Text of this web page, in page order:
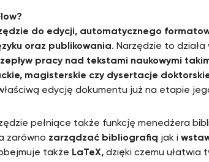
do edycji, automatycznego
oraz publikowania. Narzędzie to
pracy nad tekstami naukowymi
magisterskie czy dysertacje
edycję dokumentu już na etapie
pełniące także funkcję menedżera
zarówno zarządzać bibliografią jak i
także LaTeX, dzięki czemu ułatwia